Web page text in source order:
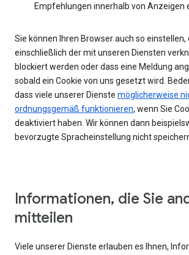
Empfehlungen innerhalb von Anzeigen
Sie können Ihren Browser auch so einstellen,
einschließlich der mit unseren Diensten
blockiert werden oder dass eine Meldung
sobald ein Cookie von uns gesetzt wird.
dass viele unserer Dienste möglicherweise
ordnungsgemäß funktionieren, wenn Sie
deaktiviert haben. Wir können dann
bevorzugte Spracheinstellung nicht
Informationen, die Sie
mitteilen
Viele unserer Dienste erlauben es Ihnen,